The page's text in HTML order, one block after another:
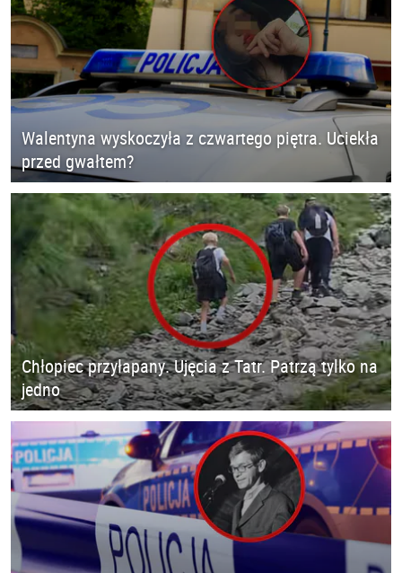
Walentyna wyskoczyła z czwartego piętra. Uciekła
przed gwałtem?
Chłopiec przyłapany. Ujęcia z Tatr. Patrzą tylko na
jedno